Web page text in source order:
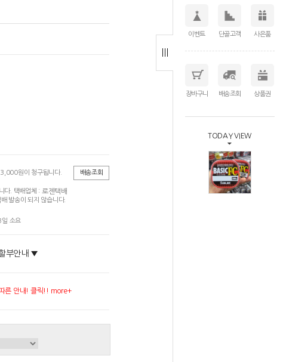
이벤트 단골고객 사은품
장바구니 배송조회 상품권
TODAY VIEW
원이 청구됩니다. 배송조회
다. 택배업체 : 로젠택배
발송이 되지 않습니다.
일 소요
부안내 ▼
따른 안내! 클릭!! more+